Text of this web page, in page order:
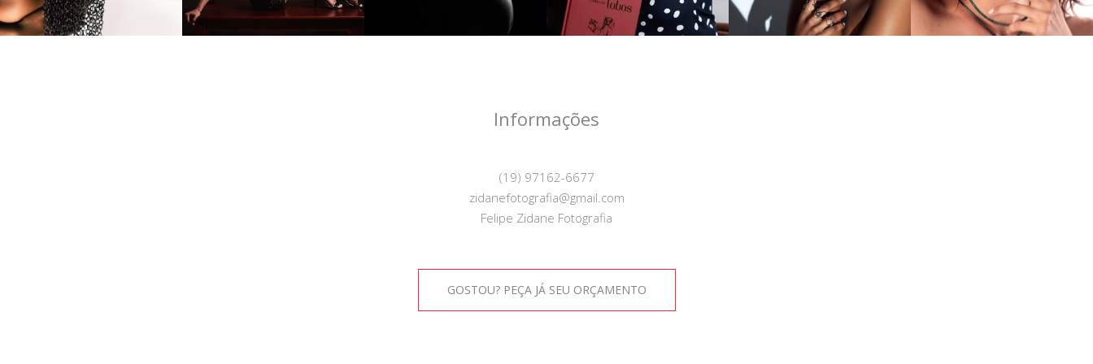
Informações
(19) 97162-6677
zidanefotografia@gmail.com
Felipe Zidane Fotografia
GOSTOU? PEÇA JÁ SEU ORÇAMENTO